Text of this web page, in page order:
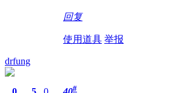
回复
使用道具 举报
drfung
#